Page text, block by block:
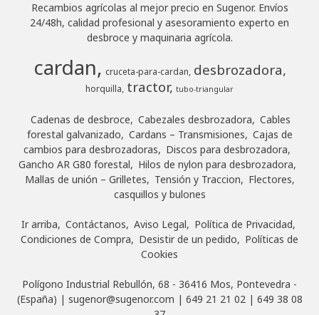
Recambios agrícolas al mejor precio en Sugenor. Envíos
24/48h, calidad profesional y asesoramiento experto en
desbroce y maquinaria agrícola.
cardan cruceta-para-cardan desbrozadora
horquilla tractor tubo-triangular
Cadenas de desbroce Cabezales desbrozadora
Cables
forestal galvanizado
Cardans – Transmisiones
Cajas de
cambios para desbrozadoras
Discos para desbrozadora
Gancho AR G80 forestal
Hilos de nylon para desbrozadora
Mallas de unión – Grilletes
Tensión y Traccion
Flectores,
casquillos y bulones
Ir arriba Contáctanos Aviso Legal
Política de Privacidad
Condiciones de Compra
Desistir de un pedido
Políticas de
Cookies
Polígono Industrial Rebullón, 68 - 36416 Mos, Pontevedra -
(España) | sugenor@sugenor.com | 649 21 21 02| 649 38 08